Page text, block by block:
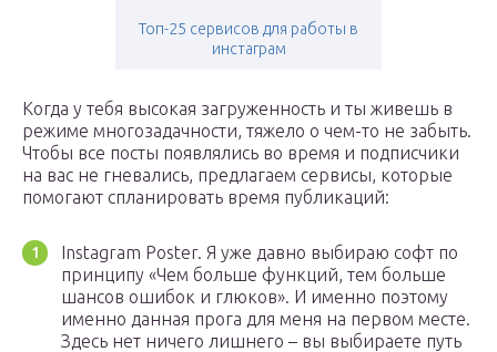
Топ-25 сервисов для работы в
инстаграм
Когда у тебя высокая загруженность и ты живешь в
режиме многозадачности, тяжело о чем-то не забыть.
Чтобы все посты появлялись во время и подписчики
на вас не гневались, предлагаем сервисы, которые
помогают спланировать время публикаций:
Instagram Poster. Я уже давно выбираю софт по
принципу «Чем больше функций, тем больше
шансов ошибок и глюков». И именно поэтому
именно данная прога для меня на первом месте.
Здесь нет ничего лишнего – вы выбираете путь